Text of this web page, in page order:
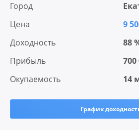
Город
Цена
9
Доходность
88
Прибыль
Окупаемость
14
График